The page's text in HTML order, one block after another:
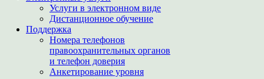
Услуги в электронном виде
Дистанционное обучение
Поддержка
Номера телефонов
правоохранительных органов
и телефон доверия
Анкетирование уровня